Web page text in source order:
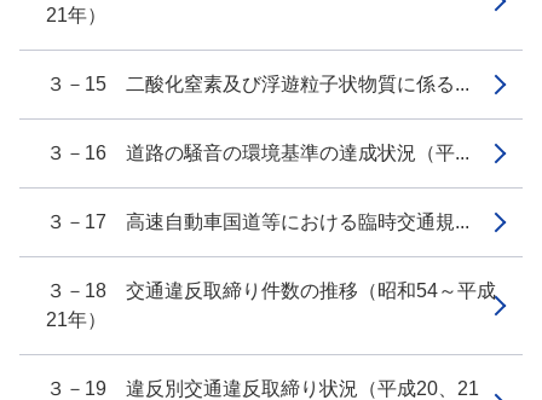
21年）
３－15 二酸化窒素及び浮遊粒子状物質に係る...
３－16 道路の騒音の環境基準の達成状況（平...
３－17 高速自動車国道等における臨時交通規...
３－18 交通違反取締り件数の推移（昭和54～平成
21年）
３－19 違反別交通違反取締り状況（平成20、21